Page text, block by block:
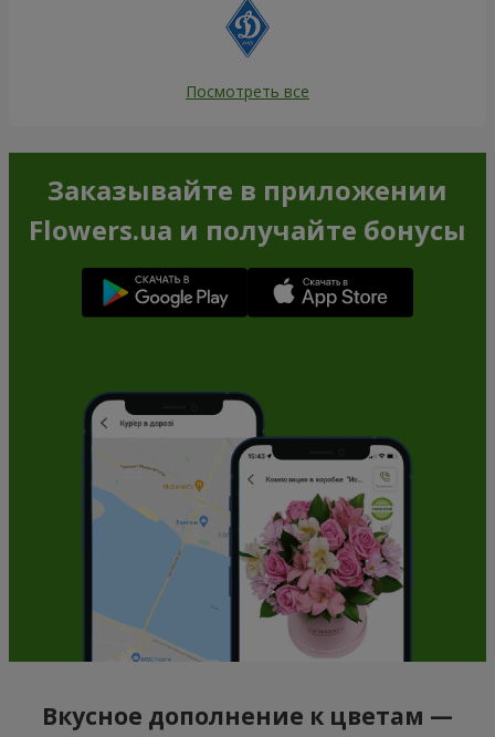
Посмотреть все
Заказывайте в приложении
Flowers.ua и получайте бонусы
Вкусное дополнение к цветам —